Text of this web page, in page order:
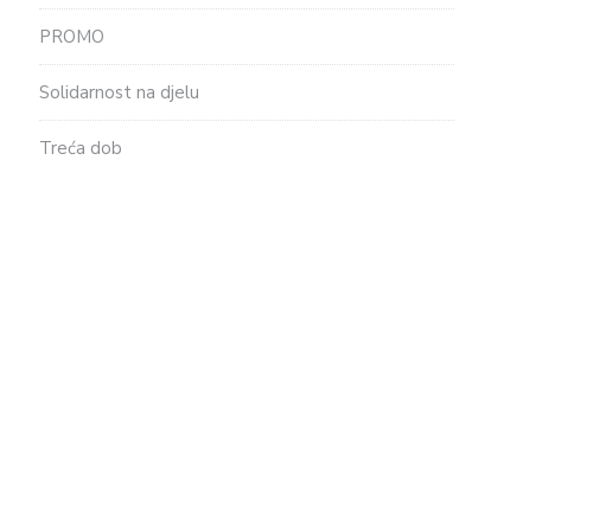
PROMO
Solidarnost na djelu
Treća dob